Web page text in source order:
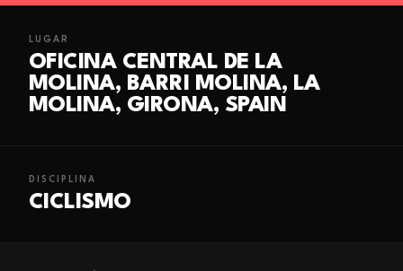
LUGAR
OFICINA CENTRAL DE LA
MOLINA, BARRI MOLINA, LA
MOLINA, GIRONA, SPAIN
DISCIPLINA
CICLISMO